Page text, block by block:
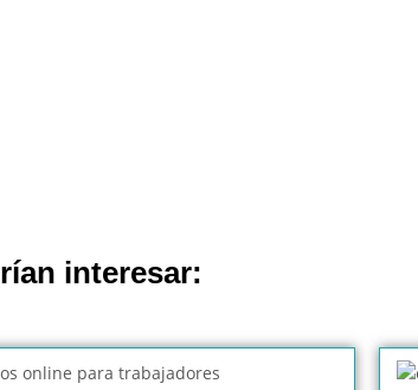
interesar: